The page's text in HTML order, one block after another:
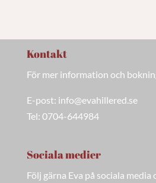
Kontakt
För mer information och
E-post: info@evahillered.se
Tel: 0704-644984
Sociala medier
Följ gärna Eva på sociala media